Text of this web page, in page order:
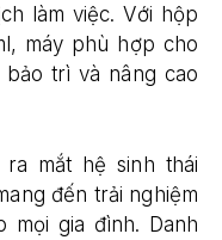
làm việc. Với hộp
máy phù hợp cho
trì và nâng cao
mắt hệ sinh thái
đến trải nghiệm
mọi gia đình. Danh